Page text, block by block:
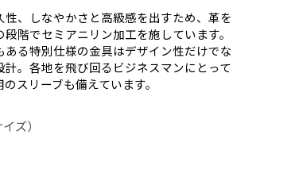
、しなやかさと高級感を出すため、革を
階でセミアニリン加工を施しています。
る特別仕様の金具はデザイン性だけでな
計。各地を飛び回るビジネスマンにとって
スリーブも備えています。
ズ）